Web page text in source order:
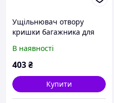
Ущільнювач отвору
кришки багажника для
(CX482) (LJ6Z78404A06G)
В наявності
403₴
Купити